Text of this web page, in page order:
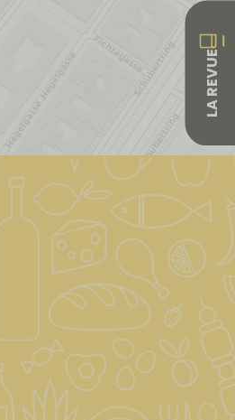
| &copy; OpenStreetMap & Carto | © OpenStreetMap
LA REVUE